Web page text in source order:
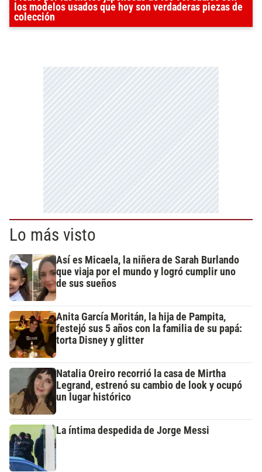
los modelos usados que hoy son verdaderas piezas de
colección
Lo más visto
Así es Micaela, la niñera de Sarah Burlando
que viaja por el mundo y logró cumplir uno
de sus sueños
Anita García Moritán, la hija de Pampita,
festejó sus 5 años con la familia de su papá:
torta Disney y glitter
Natalia Oreiro recorrió la casa de Mirtha
Legrand, estrenó su cambio de look y ocupó
un lugar histórico
La íntima despedida de Jorge Messi